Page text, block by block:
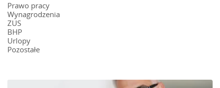
Prawo pracy
Wynagrodzenia
ZUS
BHP
Urlopy
Pozostałe